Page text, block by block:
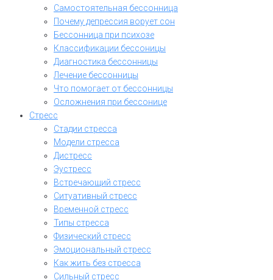
Самостоятельная бессонница
Почему депрессия ворует сон
Бессонница при психозе
Классификации бессоницы
Диагностика бессонницы
Лечение бессонницы
Что помогает от бессонницы
Осложнения при бессонице
Стресс
Стадии стресса
Модели стресса
Дистресс
Эустресс
Встречающий стресс
Ситуативный стресс
Временной стресс
Типы стресса
Физический стресс
Эмоциональный стресс
Как жить без стресса
Сильный стресс